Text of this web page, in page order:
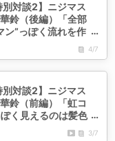
対談2】ニジマス
鈴（後編）「全部
ン”っぽく流れを作
4/7
対談2】ニジマス
鈴（前編）「虹コ
く見えるのは髪色
（笑）」
3/7